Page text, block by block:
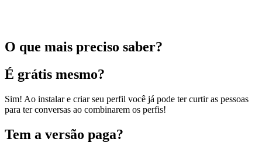
O que mais preciso saber?
É grátis mesmo?
Sim! Ao instalar e criar seu perfil você já pode ter curtir as pessoas
para ter conversas ao combinarem os perfis!
Tem a versão paga?